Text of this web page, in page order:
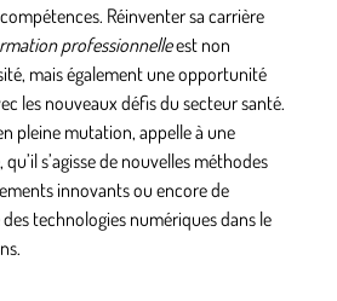
Réinventer sa carrière
professionnelleest non
mais également une opportunité
les nouveaux défis du secteur santé.
pleine mutation, appelle à une
s’agisse de nouvelles méthodes
innovants ou encore de
technologies numériques dans le